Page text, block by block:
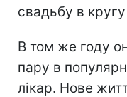
свадьбу в
В том же году
пару в
лікар. Нове